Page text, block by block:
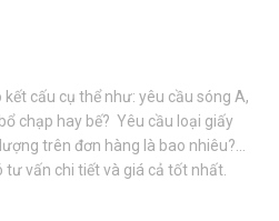
cấu cụ thể như: yêu cầu sóng A,
chạp hay bế? Yêu cầu loại giấy
trên đơn hàng là bao nhiêu?…
tư vấn chi tiết và giá cả tốt nhất.